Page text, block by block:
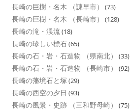
長崎の巨樹・名木 （諌早市） (73)
長崎の巨樹・名木 （長崎市） (128)
長崎の滝・渓流(18)
長崎の珍しい標石(65)
長崎の石・岩・石造物 （県南北） (33)
長崎の石・岩・石造物 （長崎市） (92)
長崎の藩境石と塚 (29)
長崎の西空の夕日 (93)
長崎の風景・史跡 （三和野母崎） (75)